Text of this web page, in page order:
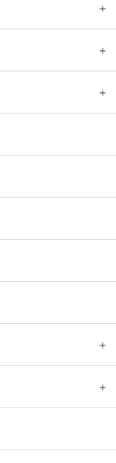
＋
＋
＋
＋
＋